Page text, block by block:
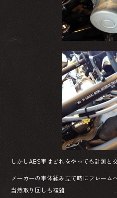
しかしABS車はどれをやっても計測と
メーカーの車体組み立て時にフレーム
当然取り回しも複雑